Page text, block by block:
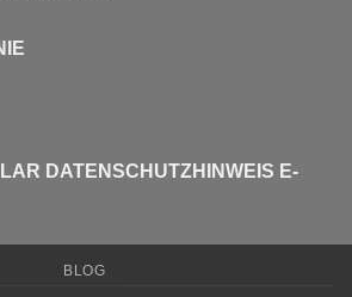
DATENSCHUTZHINWEIS E-
BLOG